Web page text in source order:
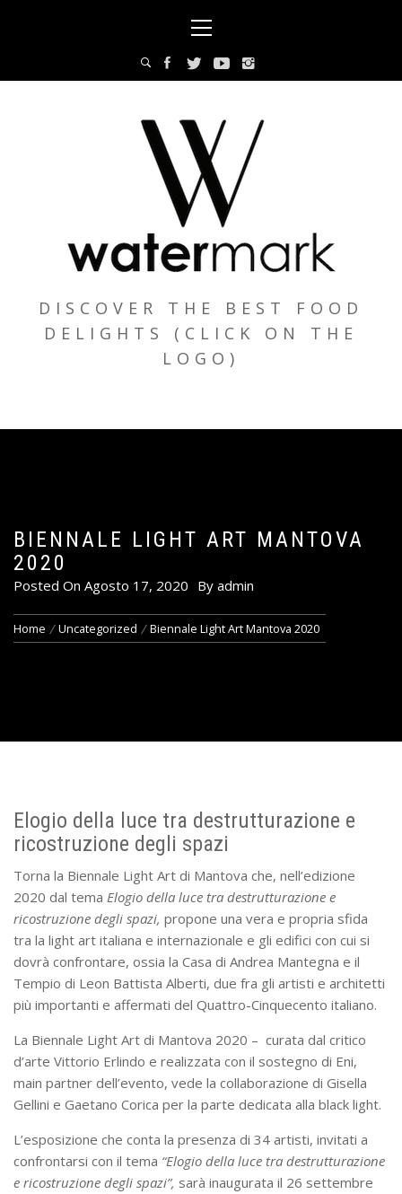
Menu
DISCOVER THE BEST FOOD
DELIGHTS (CLICK ON THE
LOGO)
BIENNALE LIGHT ART MANTOVA
2020
Posted On Agosto 17, 2020 By admin
Home Uncategorized Biennale Light Art Mantova 2020
Elogio della luce tra destrutturazione e
ricostruzione degli spazi
Torna la Biennale Light Art di Mantova che, nell’edizione
2020 dal tema Elogio della luce tra destrutturazione e
ricostruzione degli spazi, propone una vera e propria sfida
tra la light art italiana e internazionale e gli edifici con cui si
dovrà confrontare, ossia la Casa di Andrea Mantegna e il
Tempio di Leon Battista Alberti, due fra gli artisti e architetti
più importanti e affermati del Quattro-Cinquecento italiano.
La Biennale Light Art di Mantova 2020 – curata dal critico
d’arte Vittorio Erlindo e realizzata con il sostegno di Eni,
main partner dell’evento, vede la collaborazione di Gisella
Gellini e Gaetano Corica per la parte dedicata alla black light.
L’esposizione che conta la presenza di 34 artisti, invitati a
confrontarsi con il tema “Elogio della luce tra destrutturazione
e ricostruzione degli spazi”, sarà inaugurata il 26 settembre